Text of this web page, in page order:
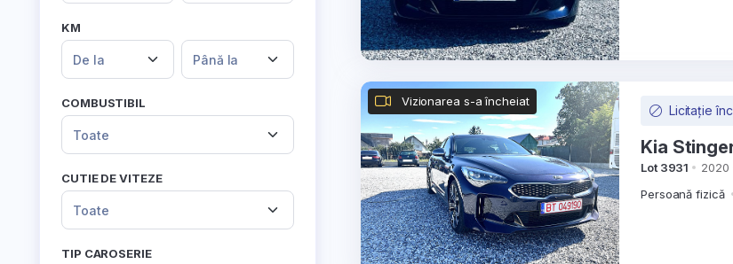
KM
De la Până la
COMBUSTIBIL
Toate
CUTIE DE VITEZE
Toate
TIP CAROSERIE
Vizionarea s-a încheiat
Licitație
Kia
Lot 3931 2020
Persoană fizică